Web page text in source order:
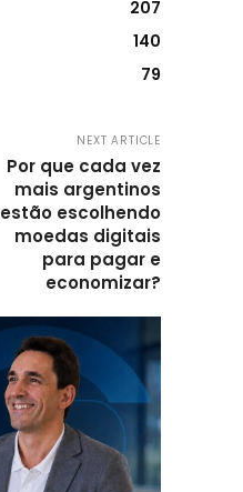
207
140
79
NEXT ARTICLE
Por que cada vez
mais argentinos
estão escolhendo
moedas digitais
para pagar e
economizar?